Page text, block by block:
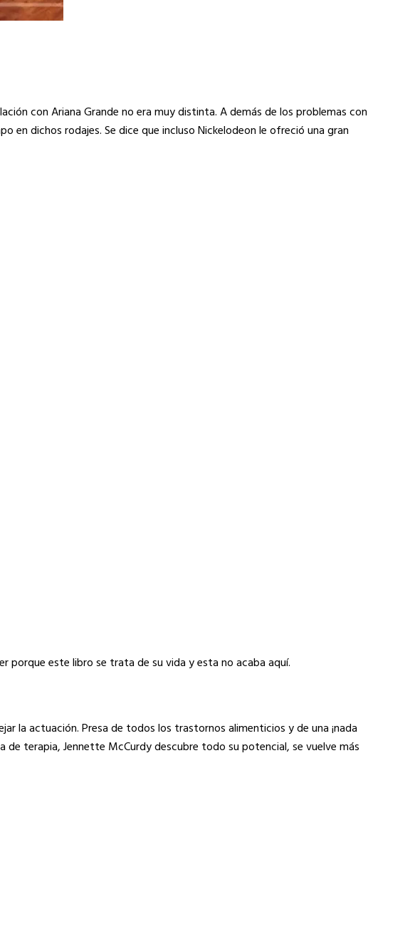
con Ariana Grande no era muy distinta. A demás de los problemas con
dichos rodajes. Se dice que incluso Nickelodeon le ofreció una gran
porque este libro se trata de su vida y esta no acaba aquí.
la actuación. Presa de todos los trastornos alimenticios y de una ¡nada
terapia, Jennette McCurdy descubre todo su potencial, se vuelve más